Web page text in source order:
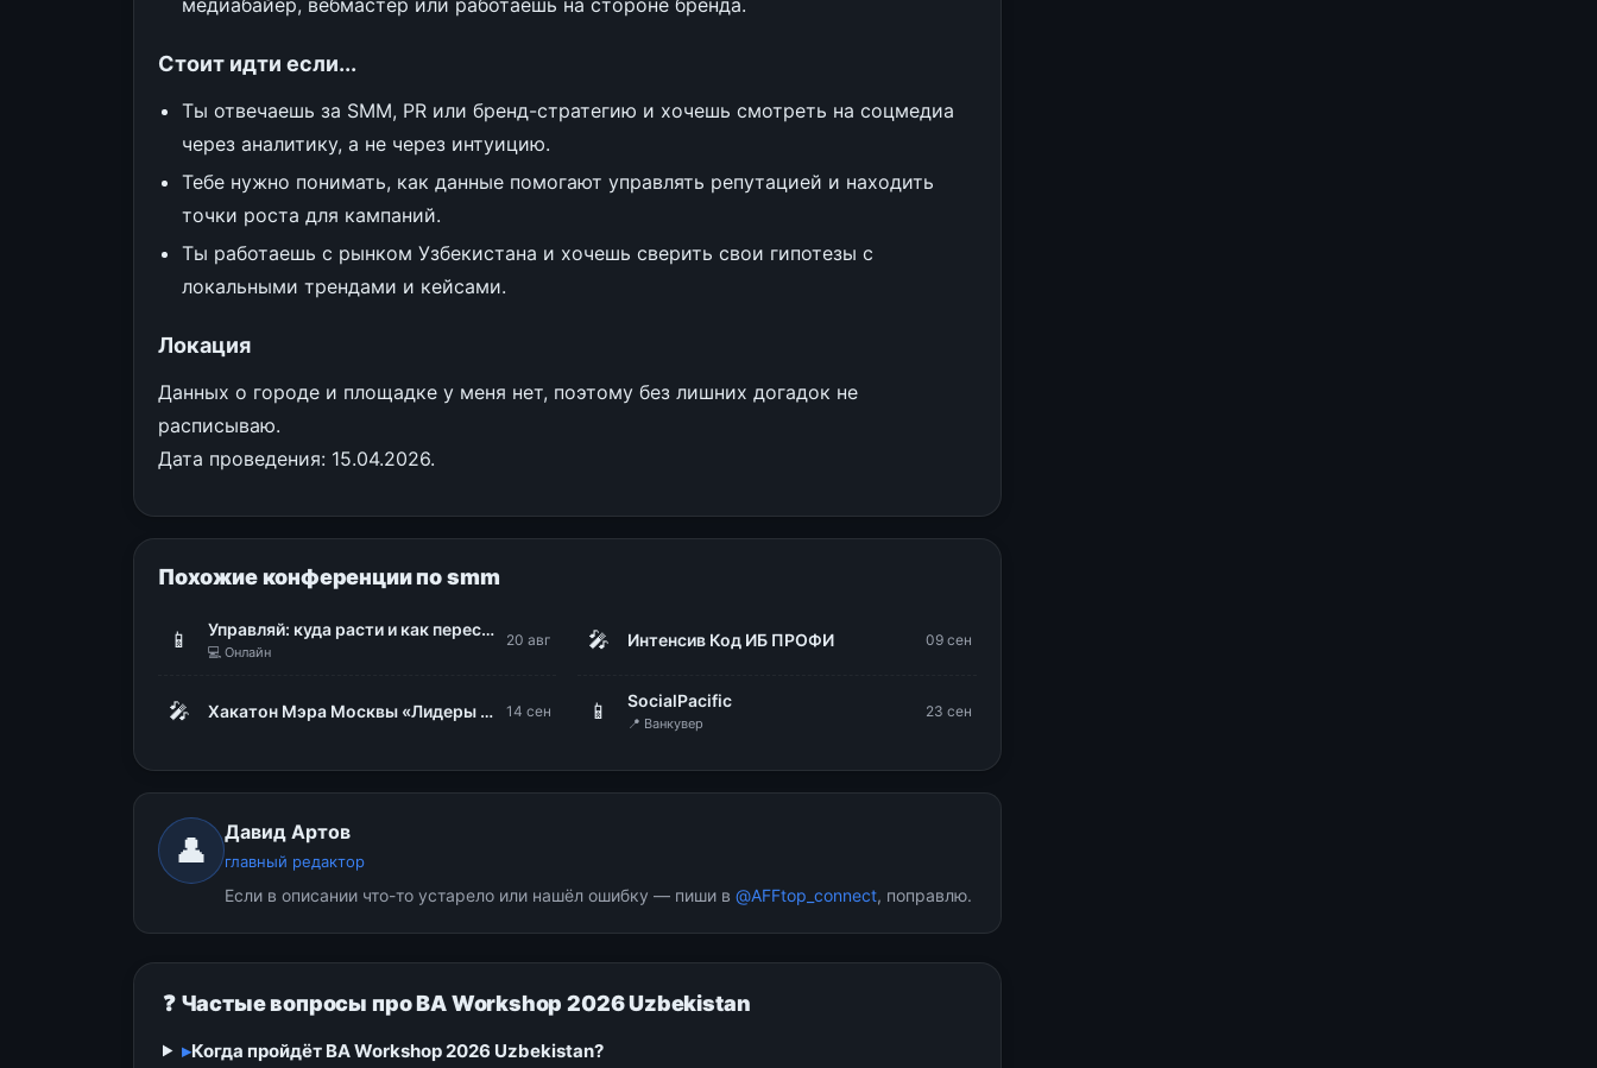
медиабайер, вебмастер или работаешь на стороне бренда.
Стоит идти если...
Ты отвечаешь за SMM, PR или бренд-стратегию и хочешь смотреть на соцмедиа
через аналитику, а не через интуицию.
Тебе нужно понимать, как данные помогают управлять репутацией и находить
точки роста для кампаний.
Ты работаешь с рынком Узбекистана и хочешь сверить свои гипотезы с
локальными трендами и кейсами.
Локация
Данных о городе и площадке у меня нет, поэтому без лишних догадок не
расписываю.
Дата проведения: 15.04.2026.
Похожие конференции по smm
📱 Управляй: куда расти и как перестраивать команду агентству
💻 Онлайн
20 авг 🎤 Интенсив Код ИБ ПРОФИ 09 сен
🎤 Хакатон Мэра Москвы «Лидеры цифровой трансформации» 14 сен 📱 SocialPacific
📍 Ванкувер
23 сен
👤 Давид Артов
главный редактор
Если в описании что-то устарело или нашёл ошибку — пиши в @AFFtop_connect, поправлю.
❓ Частые вопросы про BA Workshop 2026 Uzbekistan
▸Когда пройдёт BA Workshop 2026 Uzbekistan?